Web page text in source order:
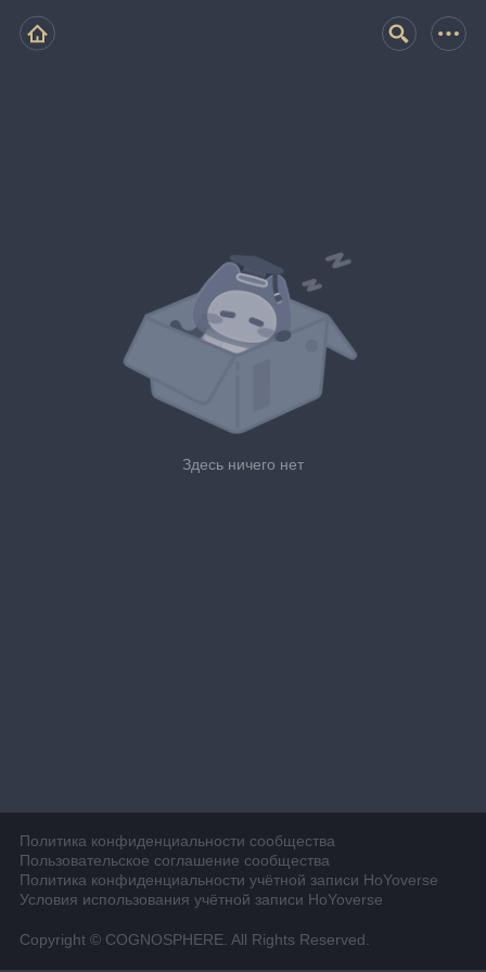
Здесь ничего нет
Политика конфиденциальности сообщества
Пользовательское соглашение сообщества
Политика конфиденциальности учётной записи HoYoverse
Условия использования учётной записи HoYoverse
Copyright © COGNOSPHERE. All Rights Reserved.